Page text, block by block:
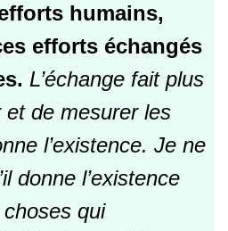
humains,
efforts échangés
L’échange fait plus
de mesurer les
l’existence. Je ne
donne l’existence
qui